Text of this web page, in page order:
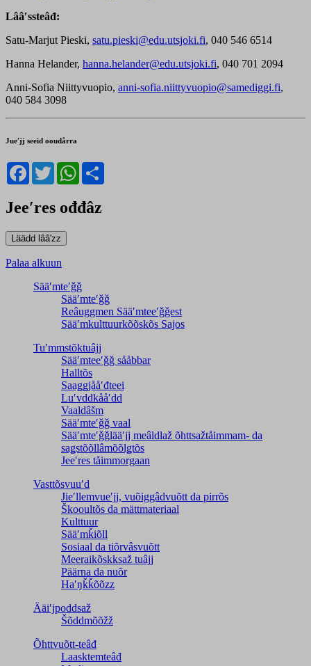
Lââʹssteâđ:
Satu-Marjut Pieski, satu.pieski@edu.utsjoki.fi, 040 546 6514
Hanna Helander, hanna.helander@edu.utsjoki.fi, 040 701 2094
Anni-Sofia Niittyvuopio, anni-sofia.niittyvuopio@samediggi.fi,
040 584 3098
Jueʹjj seeid ooudårra
Facebook
TwitterWhatsApp
Jeeʹres ođđâz
Palaa alkuun
Sääʹmteʹǧǧ
Sääʹmteʹǧǧ
Reâuggmen Sääʹmteeʹǧǧest
Sääʹmkulttuurkõõskõs Sajos
Tuʹmmstõktuâjj
Sääʹmteeʹǧǧ sååbbar
Halltõs
Saaǥǥjååʹđteei
Luʹvddkååʹdd
Vaaldâšm
Sääʹmteʹǧǧ vaal
Sääʹmteʹǧǧlääʹjj meâldlaž õhttsažtåimmam- da
saǥstõõllâmõõlǥtõs
Jeeʹres tåimmorgaan
Vasttõsvuuʹd
Jieʹllemvueʹjj, vuõiggâdvuõtt da pirrõs
Škooultõs da mättmateriaal
Kulttuur
Sääʹmǩiõll
Sosiaal da tiõrvâsvuõtt
Meeraikõskksaž tuâjj
Päärna da nuõr
Haʹŋǩǩõõzz
Ääiʹjpoddsaž
Šõddmõõžž
Õhttvuõtt-teâđ
Laasktemteâđ